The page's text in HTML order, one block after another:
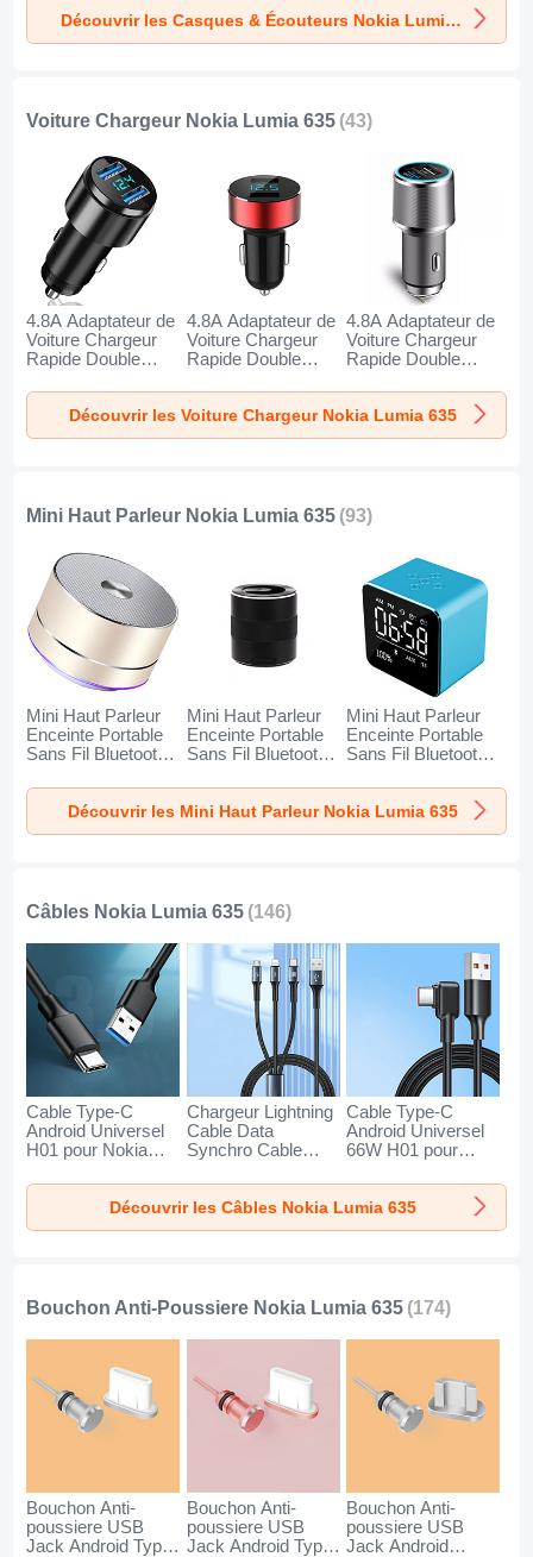
Nokia Lumia 635
Noir
Nokia Lumia 635
Or
Nokia Lumia 635
Noir
Découvrir les Casques & Écouteurs Nokia Lumia 635
Voiture Chargeur Nokia Lumia 635 (43)
4.8A Adaptateur de
Voiture Chargeur
Rapide Double
K10 pour Nokia
Lumia 635 Noir
4.8A Adaptateur de
Voiture Chargeur
Rapide Double
K07 pour Nokia
Lumia 635 Rouge
4.8A Adaptateur de
Voiture Chargeur
Rapide Double
K08 pour Nokia
Lumia 635 Argent
Découvrir les Voiture Chargeur Nokia Lumia 635
Mini Haut Parleur Nokia Lumia 635 (93)
Mini Haut Parleur
Enceinte Portable
Sans Fil Bluetooth
pour Nokia Lumia
635 Or
Mini Haut Parleur
Enceinte Portable
Sans Fil Bluetooth
pour Nokia Lumia
635 Noir
Mini Haut Parleur
Enceinte Portable
Sans Fil Bluetooth
pour Nokia Lumia
635 Bleu
Découvrir les Mini Haut Parleur Nokia Lumia 635
Câbles Nokia Lumia 635 (146)
Cable Type-C
Android Universel
H01 pour Nokia
Fonce
Chargeur Lightning
Cable Data
Synchro Cable
Type-C 100W H01
pour Nokia Lumia
635 Noir
Cable Type-C
Android Universel
66W H01 pour
Noir
Découvrir les Câbles Nokia Lumia 635
Bouchon Anti-Poussiere Nokia Lumia 635 (174)
Bouchon Anti-
poussiere USB
Jack Android Type-
Bouchon Anti-
poussiere USB
Jack Android Type-
Bouchon Anti-
poussiere USB
Jack Android